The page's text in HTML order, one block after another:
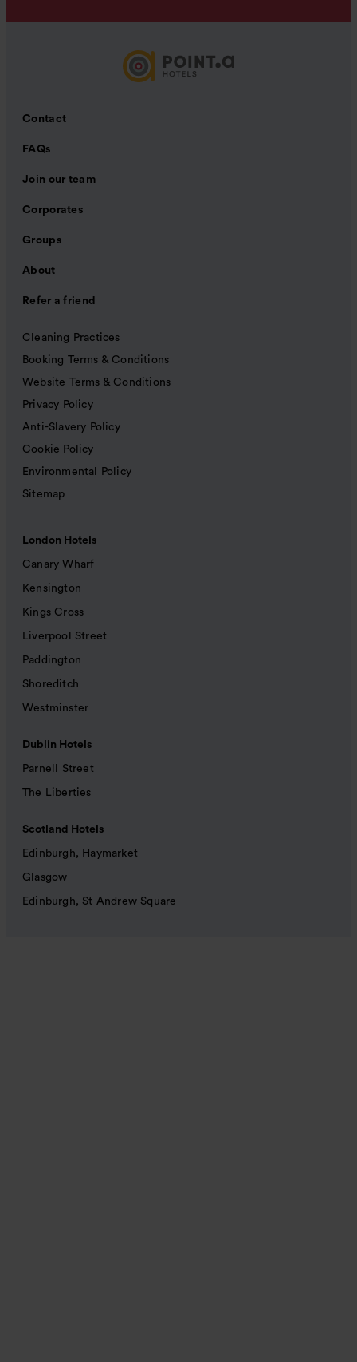
Contact
FAQs
Join our team
Corporates
Groups
About
Refer a friend
Cleaning Practices
Booking Terms & Conditions
Website Terms & Conditions
Privacy Policy
Anti-Slavery Policy
Cookie Policy
Environmental Policy
Sitemap
London Hotels
Canary Wharf
Kensington
Kings Cross
Liverpool Street
Paddington
Shoreditch
Westminster
Dublin Hotels
Parnell Street
The Liberties
Scotland Hotels
Edinburgh, Haymarket
Glasgow
Edinburgh, St Andrew Square